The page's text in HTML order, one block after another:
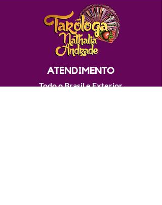
ATENDIMENTO
Todo o Brasil e Exterior